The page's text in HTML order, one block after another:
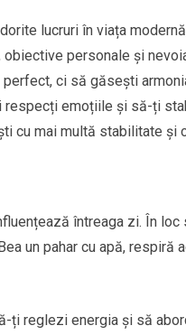
lucruri în viața
personale și
ci să găsești
emoțiile și să-ți
cu mai multă stabilitate și
întreaga zi. În
un pahar cu apă,
ți reglezi energia și să